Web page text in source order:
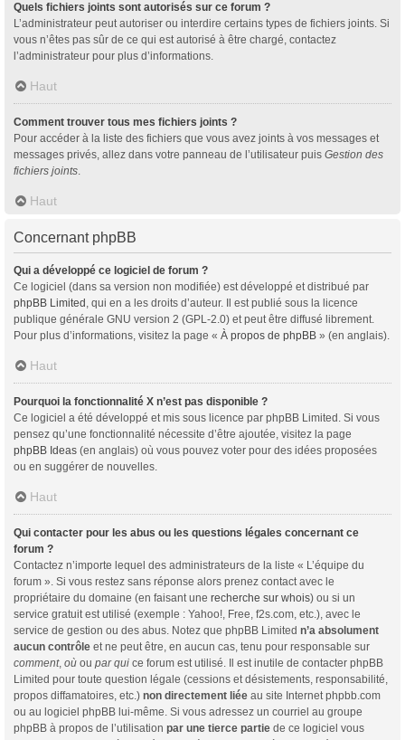
Quels fichiers joints sont autorisés sur ce forum ?
L’administrateur peut autoriser ou interdire certains types de fichiers joints. Si
vous n’êtes pas sûr de ce qui est autorisé à être chargé, contactez
l’administrateur pour plus d’informations.
Haut
Comment trouver tous mes fichiers joints ?
Pour accéder à la liste des fichiers que vous avez joints à vos messages et
messages privés, allez dans votre panneau de l’utilisateur puis Gestion des
fichiers joints.
Haut
Concernant phpBB
Qui a développé ce logiciel de forum ?
Ce logiciel (dans sa version non modifiée) est développé et distribué par
phpBB Limited , qui en a les droits d’auteur. Il est publié sous la licence
publique générale GNU version 2 (GPL-2.0) et peut être diffusé librement.
Pour plus d’informations, visitez la page « À propos de phpBB » (en anglais).
Haut
Pourquoi la fonctionnalité X n’est pas disponible ?
Ce logiciel a été développé et mis sous licence par phpBB Limited. Si vous
pensez qu’une fonctionnalité nécessite d’être ajoutée, visitez la page
phpBB Ideas (en anglais) où vous pouvez voter pour des idées proposées
ou en suggérer de nouvelles.
Haut
Qui contacter pour les abus ou les questions légales concernant ce
forum ?
Contactez n’importe lequel des administrateurs de la liste « L’équipe du
forum ». Si vous restez sans réponse alors prenez contact avec le
propriétaire du domaine (en faisant une recherche sur whois) ou si un
service gratuit est utilisé (exemple : Yahoo!, Free, f2s.com, etc.), avec le
service de gestion ou des abus. Notez que phpBB Limited n’a absolument
aucun contrôle et ne peut être, en aucun cas, tenu pour responsable sur
comment, où ou par qui ce forum est utilisé. Il est inutile de contacter phpBB
Limited pour toute question légale (cessions et désistements, responsabilité,
propos diffamatoires, etc.) non directement liée au site Internet phpbb.com
ou au logiciel phpBB lui-même. Si vous adressez un courriel au groupe
phpBB à propos de l’utilisation par une tierce partie de ce logiciel vous